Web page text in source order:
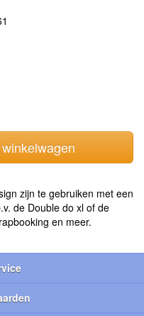
zijn te gebruiken met een
de Double do xl of de
en meer.